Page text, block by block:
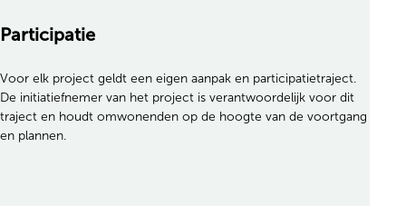
Participatie
Voor elk project geldt een eigen aanpak en participatietraject.
De initiatiefnemer van het project is verantwoordelijk voor dit
traject en houdt omwonenden op de hoogte van de voortgang
en plannen.